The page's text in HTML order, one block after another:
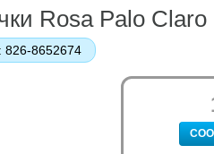
Rosa Palo
826-8652674